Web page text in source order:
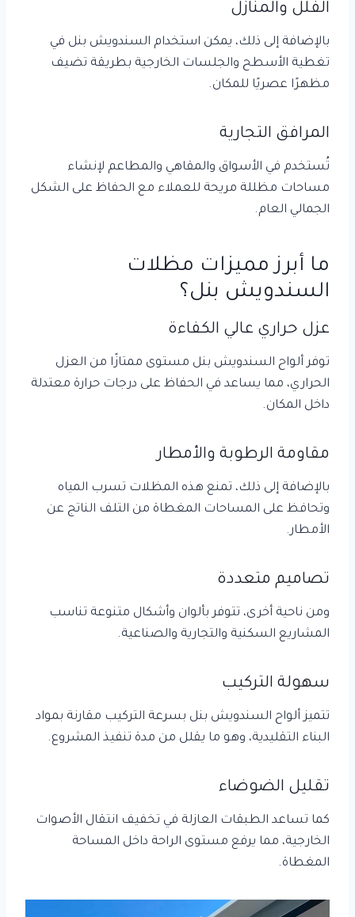
الفلل والمنازل
بالإضافة إلى ذلك، يمكن استخدام السندويش بنل في
تغطية الأسطح والجلسات الخارجية بطريقة تضيف
مظهرًا عصريًا للمكان.
المرافق التجارية
تُستخدم في الأسواق والمقاهي والمطاعم لإنشاء
مساحات مظللة مريحة للعملاء مع الحفاظ على الشكل
الجمالي العام.
ما أبرز مميزات مظلات
السندويش بنل؟
عزل حراري عالي الكفاءة
توفر ألواح السندويش بنل مستوى ممتازًا من العزل
الحراري، مما يساعد في الحفاظ على درجات حرارة معتدلة
داخل المكان.
مقاومة الرطوبة والأمطار
بالإضافة إلى ذلك، تمنع هذه المظلات تسرب المياه
وتحافظ على المساحات المغطاة من التلف الناتج عن
الأمطار.
تصاميم متعددة
ومن ناحية أخرى، تتوفر بألوان وأشكال متنوعة تناسب
المشاريع السكنية والتجارية والصناعية.
سهولة التركيب
تتميز ألواح السندويش بنل بسرعة التركيب مقارنة بمواد
البناء التقليدية، وهو ما يقلل من مدة تنفيذ المشروع.
تقليل الضوضاء
كما تساعد الطبقات العازلة في تخفيف انتقال الأصوات
الخارجية، مما يرفع مستوى الراحة داخل المساحة
المغطاة.